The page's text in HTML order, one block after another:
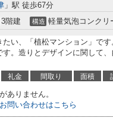
」駅 徒歩67分
3階建 構造 軽量気泡コンクリ
い、「植松マンション」で
す。造りとデザインに関して
礼金 間取り 面積
ありません。
問い合わせはこちら